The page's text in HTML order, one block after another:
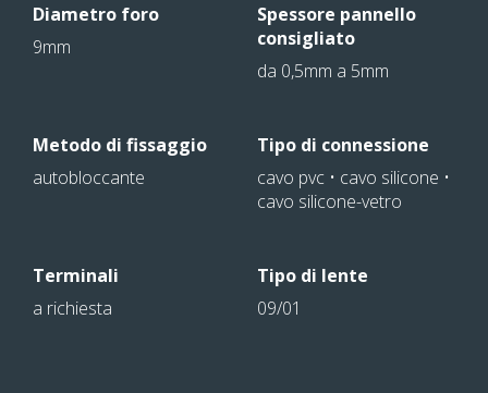
Diametro foro
9mm
Spessore pannello
consigliato
da 0,5mm a 5mm
Metodo di fissaggio
autobloccante
Tipo di connessione
cavo pvc • cavo silicone •
cavo silicone-vetro
Terminali
a richiesta
Tipo di lente
09/01